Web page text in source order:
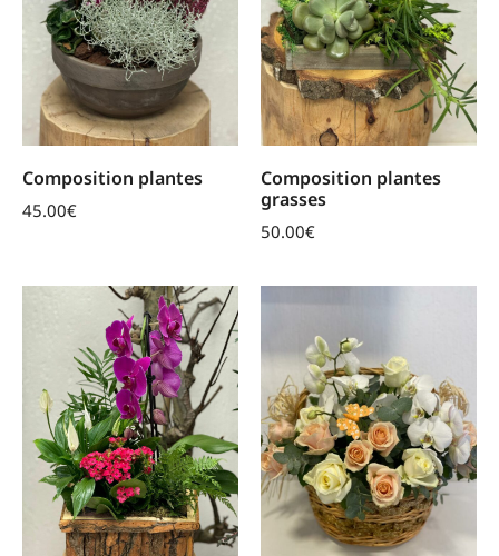
Composition plantes
45.00€
Composition plantes
grasses
50.00€